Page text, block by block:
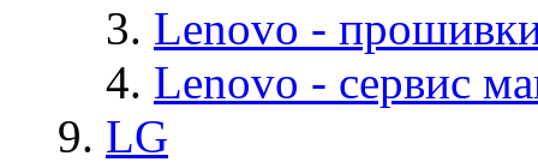
Lenovo -
Lenovo - cервис
LG